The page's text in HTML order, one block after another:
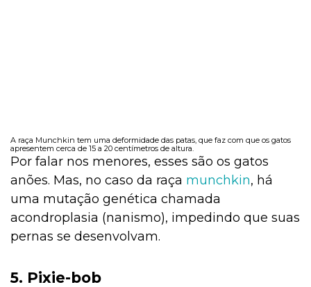
A raça Munchkin tem uma deformidade das patas, que faz com que os gatos
apresentem cerca de 15 a 20 centímetros de altura.
Por falar nos menores, esses são os gatos
anões. Mas, no caso da raça munchkin, há
uma mutação genética chamada
acondroplasia (nanismo), impedindo que suas
pernas se desenvolvam.
5. Pixie-bob